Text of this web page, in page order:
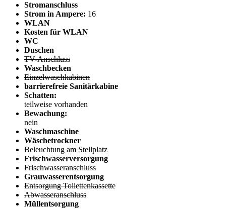
Stromanschluss
Strom in Ampere: 16
WLAN
Kosten für WLAN
WC
Duschen
TV-Anschluss
Waschbecken
Einzelwaschkabinen
barrierefreie Sanitärkabine
Schatten:
teilweise vorhanden
Bewachung:
nein
Waschmaschine
Wäschetrockner
Beleuchtung am Stellplatz
Frischwasserversorgung
Frischwasseranschluss
Grauwasserentsorgung
Entsorgung Toilettenkassette
Abwasseranschluss
Müllentsorgung